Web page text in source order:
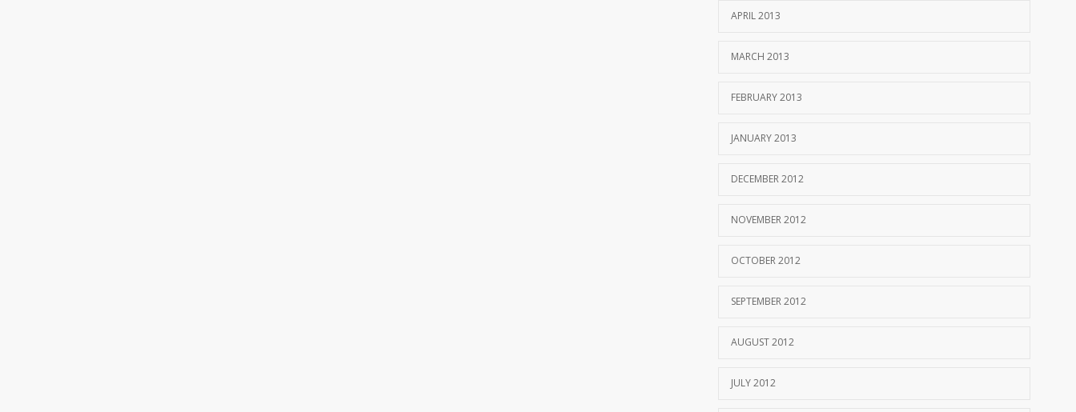
APRIL 2013
MARCH 2013
FEBRUARY 2013
JANUARY 2013
DECEMBER 2012
NOVEMBER 2012
OCTOBER 2012
SEPTEMBER 2012
AUGUST 2012
JULY 2012